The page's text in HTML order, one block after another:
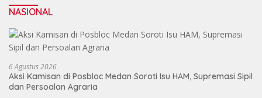
NASIONAL
6 Agustus 2026
Aksi Kamisan di Posbloc Medan Soroti Isu HAM, Supremasi Sipil
dan Persoalan Agraria